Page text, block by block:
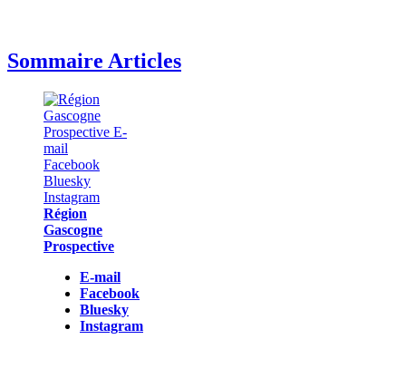
Sommaire Articles
Région
Gascogne
Prospective
E-mail
Facebook
Bluesky
Instagram